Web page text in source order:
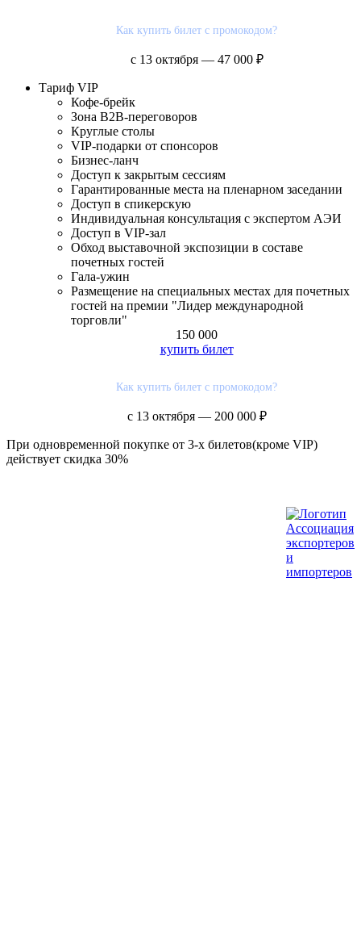
Как купить билет с промокодом?
с 13 октября — 47 000 ₽
Тариф VIP
Кофе-брейк
Зона В2В-переговоров
Круглые столы
VIP-подарки от спонсоров
Бизнес-ланч
Доступ к закрытым сессиям
Гарантированные места на пленарном заседании
Доступ в спикерскую
Индивидуальная консультация с экспертом АЭИ
Доступ в VIP-зал
Обход выставочной экспозиции в составе
почетных гостей
Гала-ужин
Размещение на специальных местах для почетных
гостей на премии "Лидер международной
торговли"
150 000
купить билет
Как купить билет с промокодом?
с 13 октября — 200 000 ₽
При одновременной покупке от 3-х билетов(кроме VIP)
действует скидка 30%